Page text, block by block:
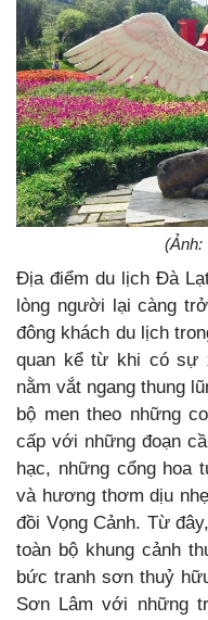
(Ảnh:
Địa điểm du lịch Đà
lòng người lại càng
đông khách du lịch
quan kể từ khi có sự
nằm vắt ngang thung
bộ men theo những
cấp với những đoạn
hạc, những cổng hoa
và hương thơm dịu
đồi Vọng Cảnh. Từ
toàn bộ khung cảnh
bức tranh sơn thuỷ
Sơn Lâm với những